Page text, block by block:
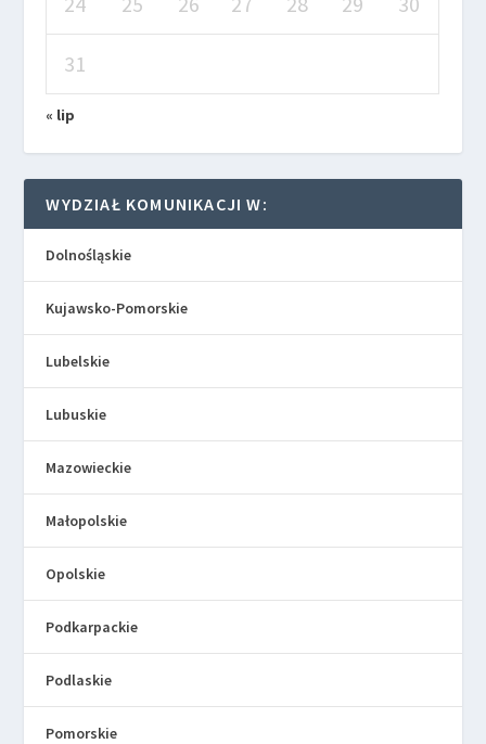
31
« lip
WYDZIAŁ KOMUNIKACJI W:
Dolnośląskie
Kujawsko-Pomorskie
Lubelskie
Lubuskie
Mazowieckie
Małopolskie
Opolskie
Podkarpackie
Podlaskie
Pomorskie